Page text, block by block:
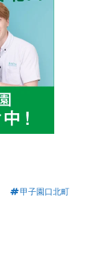
甲子園口北町